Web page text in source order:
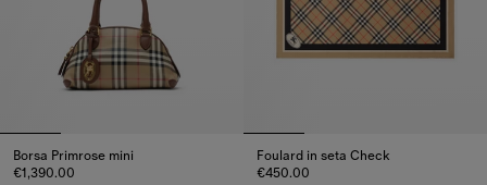
Borsa Primrose mini
€1,390.00
Foulard in seta Check
€450.00